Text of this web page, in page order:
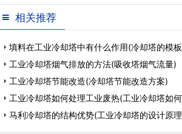
相关推荐
填料在工业冷却塔中有什么作用(冷却塔的模
工业冷却塔烟气排放的方法(吸收塔烟气流量)
工业冷却塔节能改造(冷却塔节能改造方案)
工业冷却塔如何处理工业废热(工业冷却塔如
马利冷却塔的结构优势(工业冷却塔的设计原